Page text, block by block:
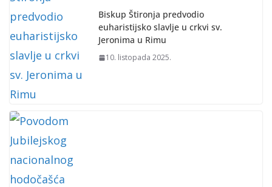
Biskup Štironja predvodio
euharistijsko slavlje u crkvi sv.
Jeronima u Rimu
10. listopada 2025.